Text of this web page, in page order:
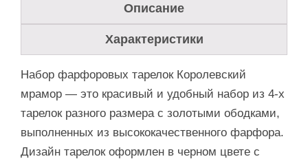
Описание
Характеристики
Набор фарфоровых тарелок Королевский
мрамор — это красивый и удобный набор из 4-х
тарелок разного размера с золотыми ободками,
выполненных из высококачественного фарфора.
Дизайн тарелок оформлен в черном цвете с